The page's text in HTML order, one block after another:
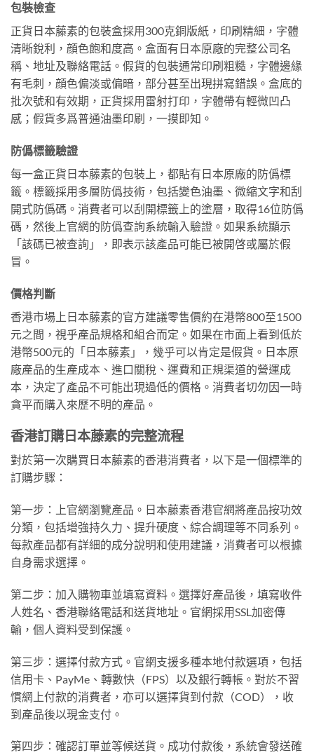
包裝檢查
正貨日本藤素的包裝盒採用300克銅版紙，印刷精細，字體
清晰銳利，顔色飽和度高。盒面有日本原廠的完整公司名
稱、地址及聯絡電話。假貨的包裝通常印刷粗糙，字體邊緣
有毛刺，顔色偏淡或偏暗，部分甚至出現拼寫錯誤。盒底的
批次號和有效期，正貨採用雷射打印，字體帶有輕微凹凸
感；假貨多爲普通油墨印刷，一摸即知。
防僞標籤驗證
每一盒正貨日本藤素的包裝上，都貼有日本原廠的防僞標
籤。標籤採用多層防僞技術，包括變色油墨、微縮文字和刮
開式防僞碼。消費者可以刮開標籤上的塗層，取得16位防僞
碼，然後上官網的防僞查詢系統輸入驗證。如果系統顯示
「該碼已被查詢」，即表示該產品可能已被開啓或屬於假
冒。
價格判斷
香港市場上日本藤素的官方建議零售價約在港幣800至1500
元之間，視乎產品規格和組合而定。如果在市面上看到低於
港幣500元的「日本藤素」，幾乎可以肯定是假貨。日本原
廠產品的生產成本、進口關稅、運費和正規渠道的營運成
本，決定了產品不可能出現過低的價格。消費者切勿因一時
貪平而購入來歷不明的產品。
香港訂購日本藤素的完整流程
對於第一次購買日本藤素的香港消費者，以下是一個標準的
訂購步驟：
第一步：上官網瀏覽產品。日本藤素香港官網將產品按功效
分類，包括增強持久力、提升硬度、綜合調理等不同系列。
每款產品都有詳細的成分說明和使用建議，消費者可以根據
自身需求選擇。
第二步：加入購物車並填寫資料。選擇好產品後，填寫收件
人姓名、香港聯絡電話和送貨地址。官網採用SSL加密傳
輸，個人資料受到保護。
第三步：選擇付款方式。官網支援多種本地付款選項，包括
信用卡、PayMe、轉數快（FPS）以及銀行轉帳。對於不習
慣網上付款的消費者，亦可以選擇貨到付款（COD），收
到產品後以現金支付。
第四步：確認訂單並等候送貨。成功付款後，系統會發送確